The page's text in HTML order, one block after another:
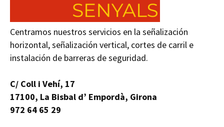
Centramos nuestros servicios en la señalización
horizontal, señalización vertical, cortes de carril e
instalación de barreras de seguridad.
C/ Coll i Vehí, 17
17100, La Bisbal d’ Empordà, Girona
972 64 65 29